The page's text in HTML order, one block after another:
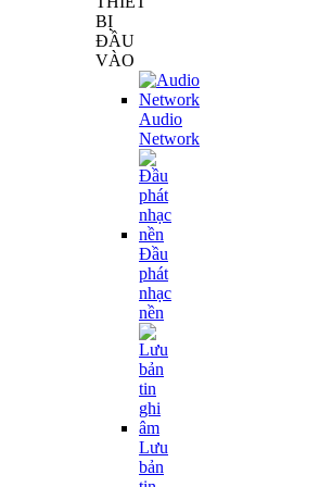
BỊ
ĐẦU
VÀO
Audio
Network
Đầu
phát
nhạc
nền
Lưu
bản